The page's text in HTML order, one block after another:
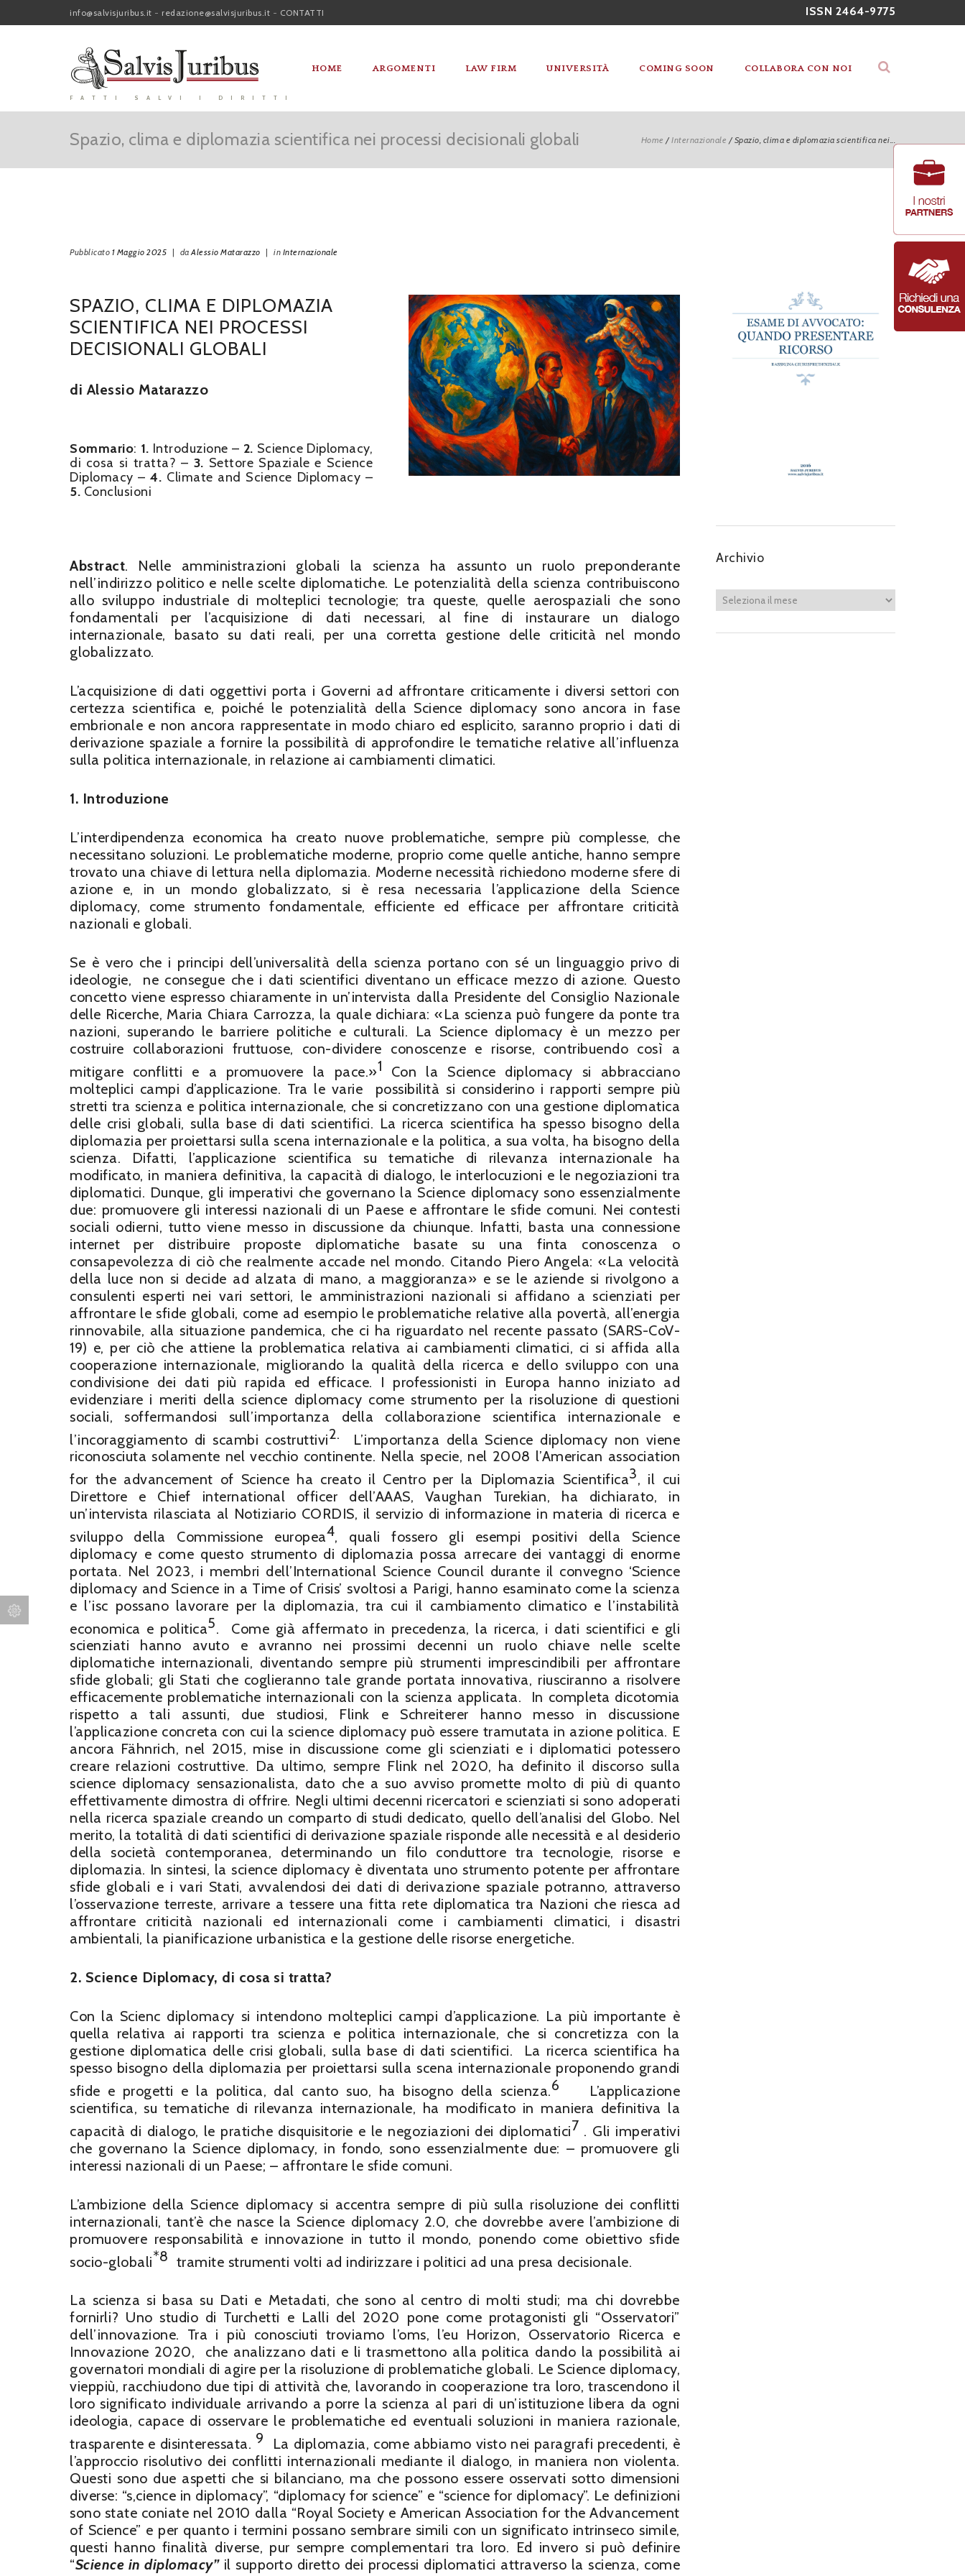
ISSN 2464-9775
info@salvisjuribus.it - redazione@salvisjuribus.it - CONTATTI
FATTI SALVI I DIRITTI
HOME ARGOMENTI LAW FIRM UNIVERSITÀ COMING SOON COLLABORA CON NOI
Home /Internazionale /Spazio, clima e diplomazia scientifica nei...
Spazio, clima e diplomazia scientifica nei processi decisionali globali
Pubblicato 1 Maggio 2025 | daAlessio Matarazzo | in Internazionale
SPAZIO, CLIMA E DIPLOMAZIA
SCIENTIFICA NEI PROCESSI
DECISIONALI GLOBALI
di Alessio Matarazzo
Sommario: 1. Introduzione – 2. Science Diplomacy,
di cosa si tratta? – 3. Settore Spaziale e Science
Diplomacy –4. Climate and Science Diplomacy –
5. Conclusioni
Abstract. Nelle amministrazioni globali la scienza ha assunto un ruolo preponderante
nell’indirizzo politico e nelle scelte diplomatiche. Le potenzialità della scienza contribuiscono
allo sviluppo industriale di molteplici tecnologie; tra queste, quelle aerospaziali che sono
fondamentali per l’acquisizione di dati necessari, al fine di instaurare un dialogo
internazionale, basato su dati reali, per una corretta gestione delle criticità nel mondo
globalizzato.
L’acquisizione di dati oggettivi porta i Governi ad affrontare criticamente i diversi settori con
certezza scientifica e, poiché le potenzialità della Science diplomacy sono ancora in fase
embrionale e non ancora rappresentate in modo chiaro ed esplicito, saranno proprio i dati di
derivazione spaziale a fornire la possibilità di approfondire le tematiche relative all’influenza
sulla politica internazionale, in relazione ai cambiamenti climatici.
1. Introduzione
L’interdipendenza economica ha creato nuove problematiche, sempre più complesse, che
necessitano soluzioni. Le problematiche moderne, proprio come quelle antiche, hanno sempre
trovato una chiave di lettura nella diplomazia. Moderne necessità richiedono moderne sfere di
azione e, in un mondo globalizzato, si è resa necessaria l’applicazione della Science
diplomacy, come strumento fondamentale, efficiente ed efficace per affrontare criticità
nazionali e globali.
Se è vero che i principi dell’universalità della scienza portano con sé un linguaggio privo di
ideologie, ne consegue che i dati scientifici diventano un efficace mezzo di azione. Questo
concetto viene espresso chiaramente in un’intervista dalla Presidente del Consiglio Nazionale
delle Ricerche, Maria Chiara Carrozza, la quale dichiara: «La scienza può fungere da ponte tra
nazioni, superando le barriere politiche e culturali. La Science diplomacy è un mezzo per
costruire collaborazioni fruttuose, con-dividere conoscenze e risorse, contribuendo così a
mitigare conflitti e a promuovere la pace.»1 Con la Science diplomacy si abbracciano
molteplici campi d’applicazione. Tra le varie possibilità si considerino i rapporti sempre più
stretti tra scienza e politica internazionale, che si concretizzano con una gestione diplomatica
delle crisi globali, sulla base di dati scientifici. La ricerca scientifica ha spesso bisogno della
diplomazia per proiettarsi sulla scena internazionale e la politica, a sua volta, ha bisogno della
scienza. Difatti, l’applicazione scientifica su tematiche di rilevanza internazionale ha
modificato, in maniera definitiva, la capacità di dialogo, le interlocuzioni e le negoziazioni tra
diplomatici. Dunque, gli imperativi che governano la Science diplomacy sono essenzialmente
due: promuovere gli interessi nazionali di un Paese e affrontare le sfide comuni. Nei contesti
sociali odierni, tutto viene messo in discussione da chiunque. Infatti, basta una connessione
internet per distribuire proposte diplomatiche basate su una finta conoscenza o
consapevolezza di ciò che realmente accade nel mondo. Citando Piero Angela: «La velocità
della luce non si decide ad alzata di mano, a maggioranza» e se le aziende si rivolgono a
consulenti esperti nei vari settori, le amministrazioni nazionali si affidano a scienziati per
affrontare le sfide globali, come ad esempio le problematiche relative alla povertà, all’energia
rinnovabile, alla situazione pandemica, che ci ha riguardato nel recente passato (SARS-CoV-
19) e, per ciò che attiene la problematica relativa ai cambiamenti climatici, ci si affida alla
cooperazione internazionale, migliorando la qualità della ricerca e dello sviluppo con una
condivisione dei dati più rapida ed efficace. I professionisti in Europa hanno iniziato ad
evidenziare i meriti della science diplomacy come strumento per la risoluzione di questioni
sociali, soffermandosi sull’importanza della collaborazione scientifica internazionale e
l’incoraggiamento di scambi costruttivi2. L’importanza della Science diplomacy non viene
riconosciuta solamente nel vecchio continente. Nella specie, nel 2008 l’American association
for the advancement of Science ha creato il Centro per la Diplomazia Scientifica3, il cui
Direttore e Chief international officer dell’AAAS, Vaughan Turekian, ha dichiarato, in
un’intervista rilasciata al Notiziario CORDIS, il servizio di informazione in materia di ricerca e
sviluppo della Commissione europea4, quali fossero gli esempi positivi della Science
diplomacy e come questo strumento di diplomazia possa arrecare dei vantaggi di enorme
portata. Nel 2023, i membri dell’International Science Council durante il convegno ‘Science
diplomacy and Science in a Time of Crisis’ svoltosi a Parigi, hanno esaminato come la scienza
e l’isc possano lavorare per la diplomazia, tra cui il cambiamento climatico e l’instabilità
economica e politica5. Come già affermato in precedenza, la ricerca, i dati scientifici e gli
scienziati hanno avuto e avranno nei prossimi decenni un ruolo chiave nelle scelte
diplomatiche internazionali, diventando sempre più strumenti imprescindibili per affrontare
sfide globali; gli Stati che coglieranno tale grande portata innovativa, riusciranno a risolvere
efficacemente problematiche internazionali con la scienza applicata. In completa dicotomia
rispetto a tali assunti, due studiosi, Flink e Schreiterer hanno messo in discussione
l’applicazione concreta con cui la science diplomacy può essere tramutata in azione politica. E
ancora Fähnrich, nel 2015, mise in discussione come gli scienziati e i diplomatici potessero
creare relazioni costruttive. Da ultimo, sempre Flink nel 2020, ha definito il discorso sulla
science diplomacy sensazionalista, dato che a suo avviso promette molto di più di quanto
effettivamente dimostra di offrire. Negli ultimi decenni ricercatori e scienziati si sono adoperati
nella ricerca spaziale creando un comparto di studi dedicato, quello dell’analisi del Globo. Nel
merito, la totalità di dati scientifici di derivazione spaziale risponde alle necessità e al desiderio
della società contemporanea, determinando un filo conduttore tra tecnologie, risorse e
diplomazia. In sintesi, la science diplomacy è diventata uno strumento potente per affrontare
sfide globali e i vari Stati, avvalendosi dei dati di derivazione spaziale potranno, attraverso
l’osservazione terreste, arrivare a tessere una fitta rete diplomatica tra Nazioni che riesca ad
affrontare criticità nazionali ed internazionali come i cambiamenti climatici, i disastri
ambientali, la pianificazione urbanistica e la gestione delle risorse energetiche.
2. Science Diplomacy, di cosa si tratta?
Con la Scienc diplomacy si intendono molteplici campi d’applicazione. La più importante è
quella relativa ai rapporti tra scienza e politica internazionale, che si concretizza con la
gestione diplomatica delle crisi globali, sulla base di dati scientifici. La ricerca scientifica ha
spesso bisogno della diplomazia per proiettarsi sulla scena internazionale proponendo grandi
sfide e progetti e la politica, dal canto suo, ha bisogno della scienza.6 L’applicazione
scientifica, su tematiche di rilevanza internazionale, ha modificato in maniera definitiva la
capacità di dialogo, le pratiche disquisitorie e le negoziazioni dei diplomatici7 . Gli imperativi
che governano la Science diplomacy, in fondo, sono essenzialmente due: – promuovere gli
interessi nazionali di un Paese; – affrontare le sfide comuni.
L’ambizione della Science diplomacy si accentra sempre di più sulla risoluzione dei conflitti
internazionali, tant’è che nasce la Science diplomacy 2.0, che dovrebbe avere l’ambizione di
promuovere responsabilità e innovazione in tutto il mondo, ponendo come obiettivo sfide
socio-globali*8 tramite strumenti volti ad indirizzare i politici ad una presa decisionale.
La scienza si basa su Dati e Metadati, che sono al centro di molti studi; ma chi dovrebbe
fornirli? Uno studio di Turchetti e Lalli del 2020 pone come protagonisti gli “Osservatori”
dell’innovazione. Tra i più conosciuti troviamo l’oms, l’eu Horizon, Osservatorio Ricerca e
Innovazione 2020, che analizzano dati e li trasmettono alla politica dando la possibilità ai
governatori mondiali di agire per la risoluzione di problematiche globali. Le Science diplomacy,
vieppiù, racchiudono due tipi di attività che, lavorando in cooperazione tra loro, trascendono il
loro significato individuale arrivando a porre la scienza al pari di un’istituzione libera da ogni
ideologia, capace di osservare le problematiche ed eventuali soluzioni in maniera razionale,
trasparente e disinteressata. 9
La diplomazia, come abbiamo visto nei paragrafi precedenti, è
l’approccio risolutivo dei conflitti internazionali mediante il dialogo, in maniera non violenta.
Questi sono due aspetti che si bilanciano, ma che possono essere osservati sotto dimensioni
diverse: “s,cience in diplomacy”, “diplomacy for science” e “science for diplomacy”. Le definizioni
sono state coniate nel 2010 dalla “Royal Society e American Association for the Advancement
of Science” e per quanto i termini possano sembrare simili con un significato intrinseco simile,
questi hanno finalità diverse, pur sempre complementari tra loro. Ed invero si può definire
“Science in diplomacy” il supporto diretto dei processi diplomatici attraverso la scienza, come
Archivio